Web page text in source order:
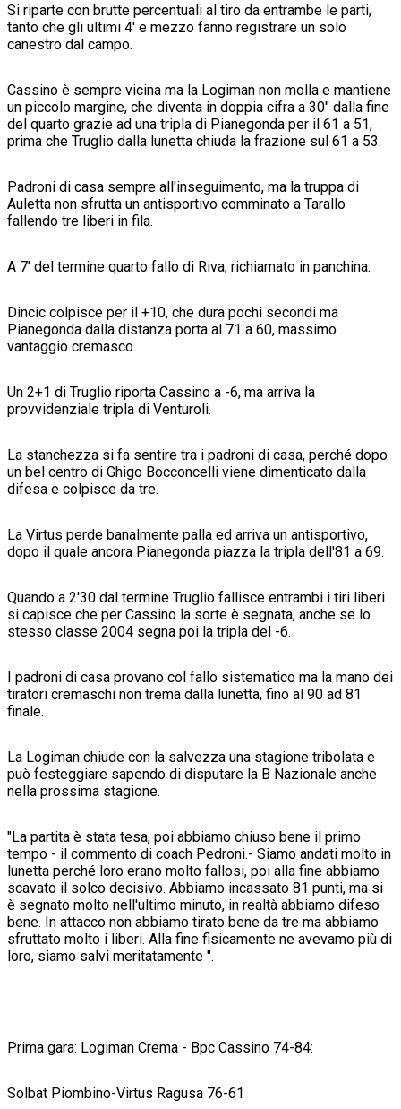
Si riparte con brutte percentuali al tiro da entrambe le parti,
tanto che gli ultimi 4' e mezzo fanno registrare un solo
canestro dal campo.
Cassino è sempre vicina ma la Logiman non molla e mantiene
un piccolo margine, che diventa in doppia cifra a 30" dalla fine
del quarto grazie ad una tripla di Pianegonda per il 61 a 51,
prima che Truglio dalla lunetta chiuda la frazione sul 61 a 53.
Padroni di casa sempre all'inseguimento, ma la truppa di
Auletta non sfrutta un antisportivo comminato a Tarallo
fallendo tre liberi in fila.
A 7' del termine quarto fallo di Riva, richiamato in panchina.
Dincic colpisce per il +10, che dura pochi secondi ma
Pianegonda dalla distanza porta al 71 a 60, massimo
vantaggio cremasco.
Un 2+1 di Truglio riporta Cassino a -6, ma arriva la
provvidenziale tripla di Venturoli.
La stanchezza si fa sentire tra i padroni di casa, perché dopo
un bel centro di Ghigo Bocconcelli viene dimenticato dalla
difesa e colpisce da tre.
La Virtus perde banalmente palla ed arriva un antisportivo,
dopo il quale ancora Pianegonda piazza la tripla dell'81 a 69.
Quando a 2'30 dal termine Truglio fallisce entrambi i tiri liberi
si capisce che per Cassino la sorte è segnata, anche se lo
stesso classe 2004 segna poi la tripla del -6.
I padroni di casa provano col fallo sistematico ma la mano dei
tiratori cremaschi non trema dalla lunetta, fino al 90 ad 81
finale.
La Logiman chiude con la salvezza una stagione tribolata e
può festeggiare sapendo di disputare la B Nazionale anche
nella prossima stagione.
"La partita è stata tesa, poi abbiamo chiuso bene il primo
tempo - il commento di coach Pedroni.- Siamo andati molto in
lunetta perché loro erano molto fallosi, poi alla fine abbiamo
scavato il solco decisivo. Abbiamo incassato 81 punti, ma si
è segnato molto nell'ultimo minuto, in realtà abbiamo difeso
bene. In attacco non abbiamo tirato bene da tre ma abbiamo
sfruttato molto i liberi. Alla fine fisicamente ne avevamo più di
loro, siamo salvi meritatamente ".
Prima gara: Logiman Crema - Bpc Cassino 74-84:
Solbat Piombino-Virtus Ragusa 76-61